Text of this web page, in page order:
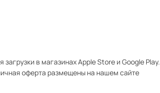
в магазинах Apple Store и Google Play.
оферта размещены на нашем сайте